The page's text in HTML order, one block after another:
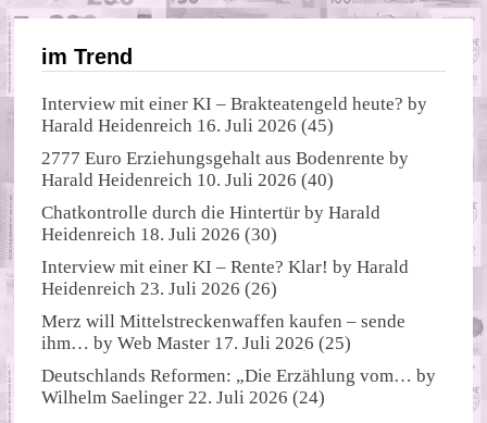
im Trend
Interview mit einer KI – Brakteatengeld heute? by
Harald Heidenreich 16. Juli 2026 (45)
2777 Euro Erziehungsgehalt aus Bodenrente by
Harald Heidenreich 10. Juli 2026 (40)
Chatkontrolle durch die Hintertür byHarald
Heidenreich 18. Juli 2026 (30)
Interview mit einer KI – Rente? Klar! byHarald
Heidenreich 23. Juli 2026 (26)
Merz will Mittelstreckenwaffen kaufen – sende
ihm… byWeb Master 17. Juli 2026 (25)
Deutschlands Reformen: „Die Erzählung vom… by
Wilhelm Saelinger 22. Juli 2026 (24)